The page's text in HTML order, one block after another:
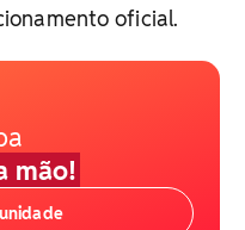
oficial.
mão!